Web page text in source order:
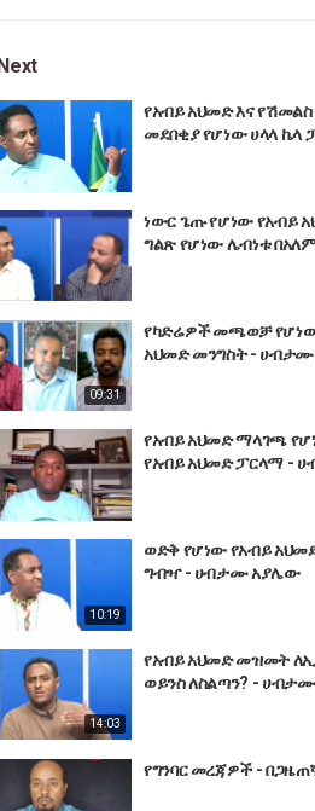
የአብይ አህመድ እና
መደበቂያ የሆነው ሀላላ ኬላ
ነውር ጌጡ የሆነው የአብይ
ግልጽ የሆነው ሌብነቱ
09:31
የካድሬዎች መጫወቻ
አህመድ መንግስት -
የአብይ አህመድ ማላገጫ
የአብይ አህመድ ፓርላማ -
10:19
ወድቅ የሆነው የአብይ
ግብዣ - ሀብታሙ አያሌው
14:03
የአብይ አህመድ መዝመት
ወይንስ ለስልጣን? -
የግንባር መረጃዎች -